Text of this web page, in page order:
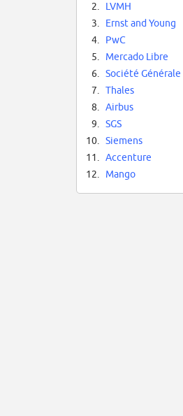
2.
LVMH
3.
Ernst and Young
4.
PwC
5.
Mercado Libre
6.
Société Générale
7.
Thales
8.
Airbus
9.
SGS
10.
Siemens
11.
Accenture
12.
Mango